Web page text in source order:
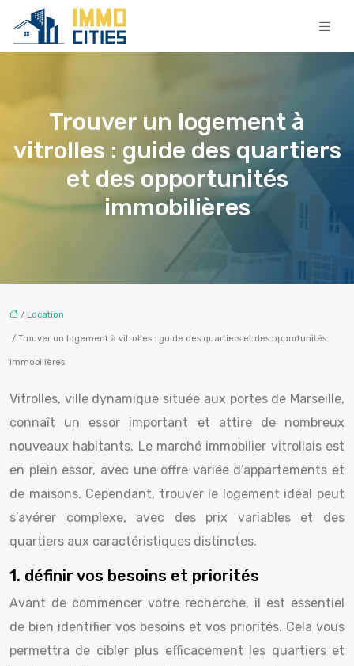
Trouver un logement à
vitrolles : guide des quartiers
et des opportunités
immobilières
/ Location
/ Trouver un logement à vitrolles : guide des quartiers et des opportunités
immobilières
Vitrolles, ville dynamique située aux portes de Marseille,
connaît un essor important et attire de nombreux
nouveaux habitants. Le marché immobilier vitrollais est
en plein essor, avec une offre variée d’appartements et
de maisons. Cependant, trouver le logement idéal peut
s’avérer complexe, avec des prix variables et des
quartiers aux caractéristiques distinctes.
1. définir vos besoins et priorités
Avant de commencer votre recherche, il est essentiel
de bien identifier vos besoins et vos priorités. Cela vous
permettra de cibler plus efficacement les quartiers et